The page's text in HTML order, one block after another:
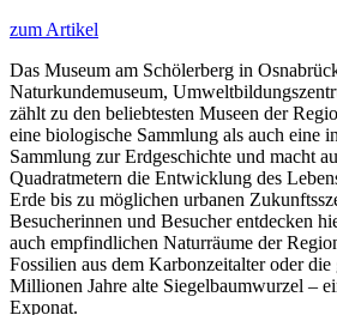
zum Artikel
Das Museum am Schölerberg in
Naturkundemuseum,
zählt zu den beliebtesten Museen der
eine biologische Sammlung als auch eine
Sammlung zur Erdgeschichte und macht
Quadratmetern die Entwicklung des
Erde bis zu möglichen urbanen
Besucherinnen und Besucher entdecken
auch empfindlichen Naturräume der
Fossilien aus dem Karbonzeitalter oder
Millionen Jahre alte Siegelbaumwurzel –
Exponat.